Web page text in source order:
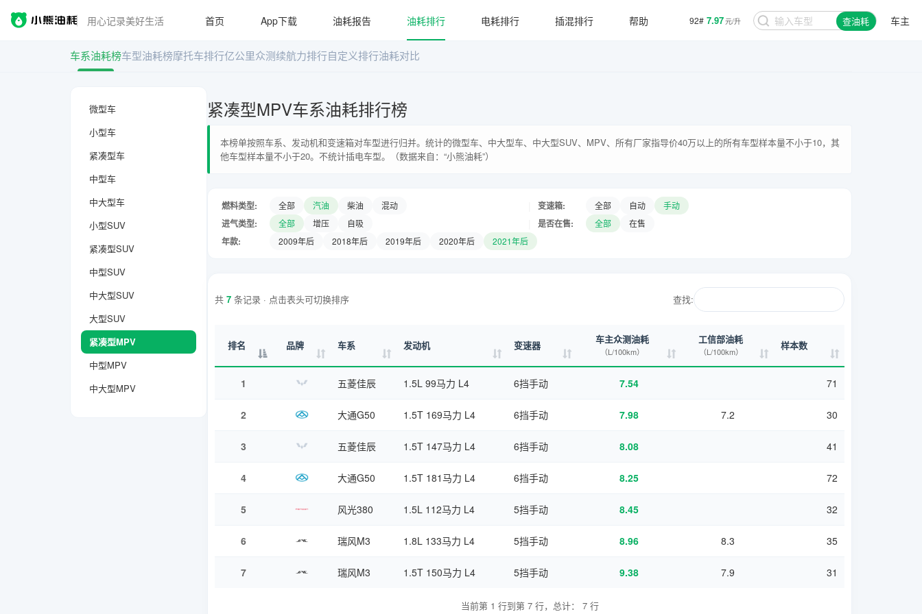
用心记录美好生活 92# 7.97元/升 查油耗 车主
首页 App下载 油耗报告 油耗排行 电耗排行 插混排行 帮助
车系油耗榜车型油耗榜摩托车排行亿公里众测续航力排行自定义排行油耗对比
微型车
小型车
紧凑型车
中型车
中大型车
小型SUV
紧凑型SUV
中型SUV
中大型SUV
大型SUV
紧凑型MPV
中型MPV
中大型MPV
紧凑型MPV车系油耗排行榜
本榜单按照车系、发动机和变速箱对车型进行归并。统计的微型车、中大型车、中大型SUV、MPV、所有厂家指导价40万以上的所有车型样本量不小于10，其
他车型样本量不小于20。不统计插电车型。（数据来自：“小熊油耗”）
燃料类型: 全部 汽油 柴油 混动 变速箱: 全部 自动 手动
进气类型: 全部 增压 自吸 是否在售: 全部 在售
年款: 2009年后 2018年后 2019年后 2020年后 2021年后
共 7 条记录 · 点击表头可切换排序 查找:
排名 品牌 车系 发动机 变速器 车主众测油耗
（L/100km）
工信部油耗
（L/100km） 样本数
1 五菱佳辰 1.5L 99马力 L4 6挡手动 7.54 71
2 大通G50 1.5T 169马力 L4 6挡手动 7.98 7.2 30
3 五菱佳辰 1.5T 147马力 L4 6挡手动 8.08 41
4 大通G50 1.5T 181马力 L4 6挡手动 8.25 72
5 风光380 1.5L 112马力 L4 5挡手动 8.45 32
6 瑞风M3 1.8L 133马力 L4 5挡手动 8.96 8.3 35
7 瑞风M3 1.5T 150马力 L4 5挡手动 9.38 7.9 31
当前第 1 行到第 7 行，总计： 7 行